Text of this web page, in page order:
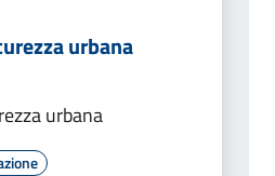
urbana
urbana